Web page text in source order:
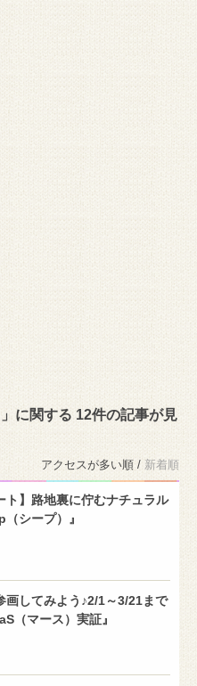
に関する 12件の記事が見
アクセスが多い順 / 新着順
ト】路地裏に佇むナチュラル
シープ）』
画してみよう♪2/1～3/21まで
（マース）実証』